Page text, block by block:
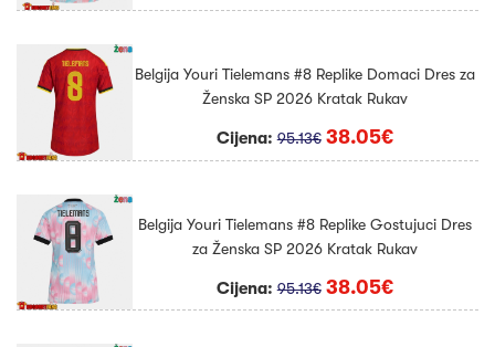
Belgija Youri Tielemans #8 Replike Domaci Dres za
Ženska SP 2026 Kratak Rukav
Cijena:95.13€ 38.05€
Belgija Youri Tielemans #8 Replike Gostujuci Dres
za Ženska SP 2026 Kratak Rukav
Cijena:95.13€ 38.05€